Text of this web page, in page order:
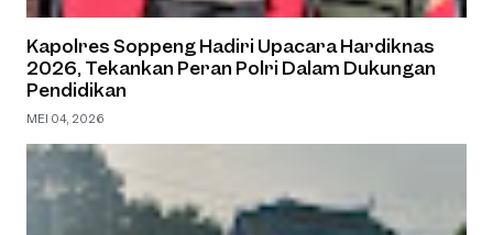
Kapolres Soppeng Hadiri Upacara Hardiknas
2026, Tekankan Peran Polri Dalam Dukungan
Pendidikan
MEI 04, 2026